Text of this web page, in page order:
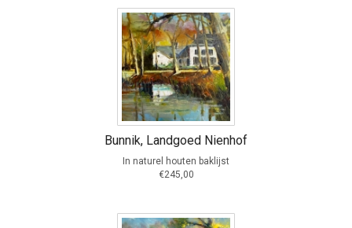
Bunnik, Landgoed Nienhof
In naturel houten baklijst
€245,00